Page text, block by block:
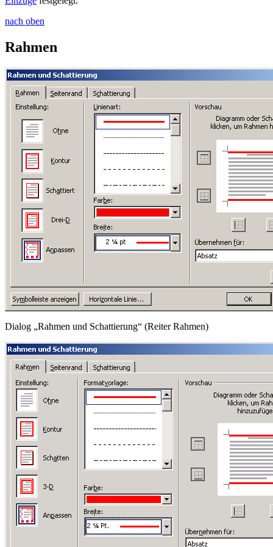
nach oben
Rahmen
Dialog „Rahmen und Schattierung“ (Reiter Rahmen)